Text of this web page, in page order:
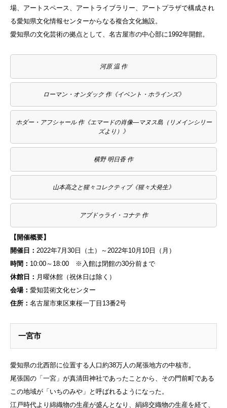
場、アートスペース、アートライブラリー、アートプラザで構成され
る愛知県文化情報センターからなる複合文化施設。
愛知県の文化芸術の拠点として、名古屋市の中心部に1992年開館。
河原 温 作
ローマン・オンダック 作《イベント・ホラインズ》
ホダー・アフシャール 作《エマードの肖像―マヌス島（リメインシリー
ズより）》
横野 明日香 作
山本高之と猩々コレクティブ《猩々大発生》
アブドゥライ・コナテ 作
【開催概要】
開催日： 2022年7月30日（土）～2022年10月10日（月）
時間： 10:00～18:00 ※入館は閉館の30分前まで
休館日： 月曜休館（祝休日は除く）
会場： 愛知芸術文化センター
住所： 名古屋市東区東桜一丁目13番2号
一宮市
愛知県の北西部に位置する人口約38万人の尾張地方の中核市。
尾張国の「一宮」が真清田神社であったことから、その門前町である
この地域が「いちのみや」と呼ばれるようになった 。
江戸時代より綿織物の生産が盛んとなり、絹綿交織物の生産を経て、